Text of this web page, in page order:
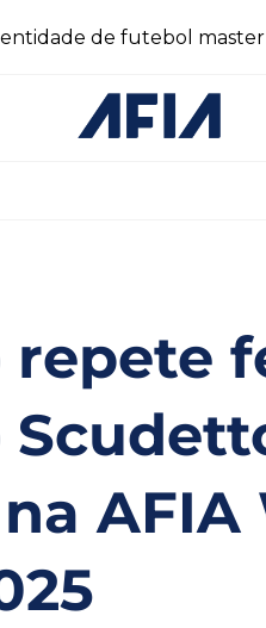
de futebol
repete
AFIA